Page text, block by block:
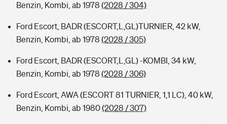
Benzin, Kombi, ab 1978 (2028 / 304)
Ford Escort, BADR (ESCORT,L,GL)TURNIER, 42 kW,
Benzin, Kombi, ab 1978 (2028 / 305)
Ford Escort, BADR (ESCORT,L,GL) -KOMBI, 34 kW,
Benzin, Kombi, ab 1978 (2028 / 306)
Ford Escort, AWA (ESCORT 81 TURNIER, 1,1 LC), 40 kW,
Benzin, Kombi, ab 1980(2028 / 307)